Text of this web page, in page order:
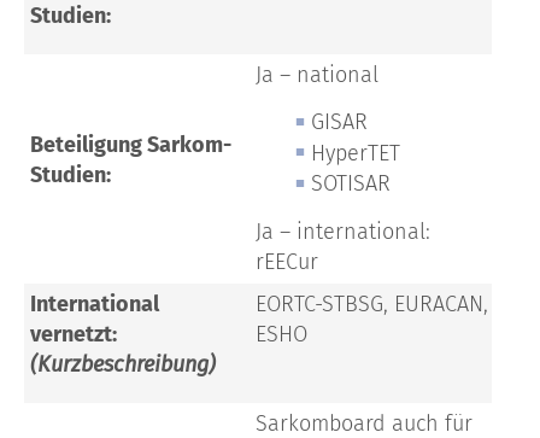
Studien:
Beteiligung Sarkom-
Studien:
Ja – national
GISAR
HyperTET
SOTISAR
Ja – international:
rEECur
International
vernetzt:
(Kurzbeschreibung)
EORTC-STBSG, EURACAN,
ESHO
Sarkomboard auch für